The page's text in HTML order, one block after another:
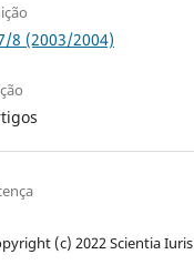
8 (2003/2004)
(c) 2022 Scientia Iuris